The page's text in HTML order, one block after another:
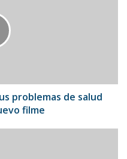
problemas de salud
filme